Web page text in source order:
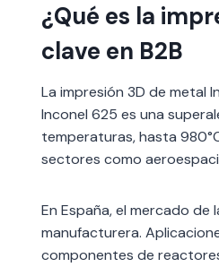
¿Qué es la
clave en B2B
La impresión 3D de metal
Inconel 625 es una
temperaturas, hasta
sectores como
En España, el mercado
manufacturera.
componentes de